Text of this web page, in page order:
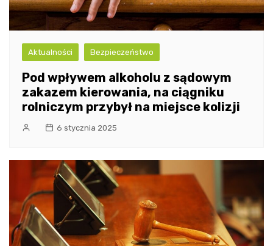
Aktualności Bezpieczeństwo
Pod wpływem alkoholu z sądowym
zakazem kierowania, na ciągniku
rolniczym przybył na miejsce kolizji
6 stycznia 2025